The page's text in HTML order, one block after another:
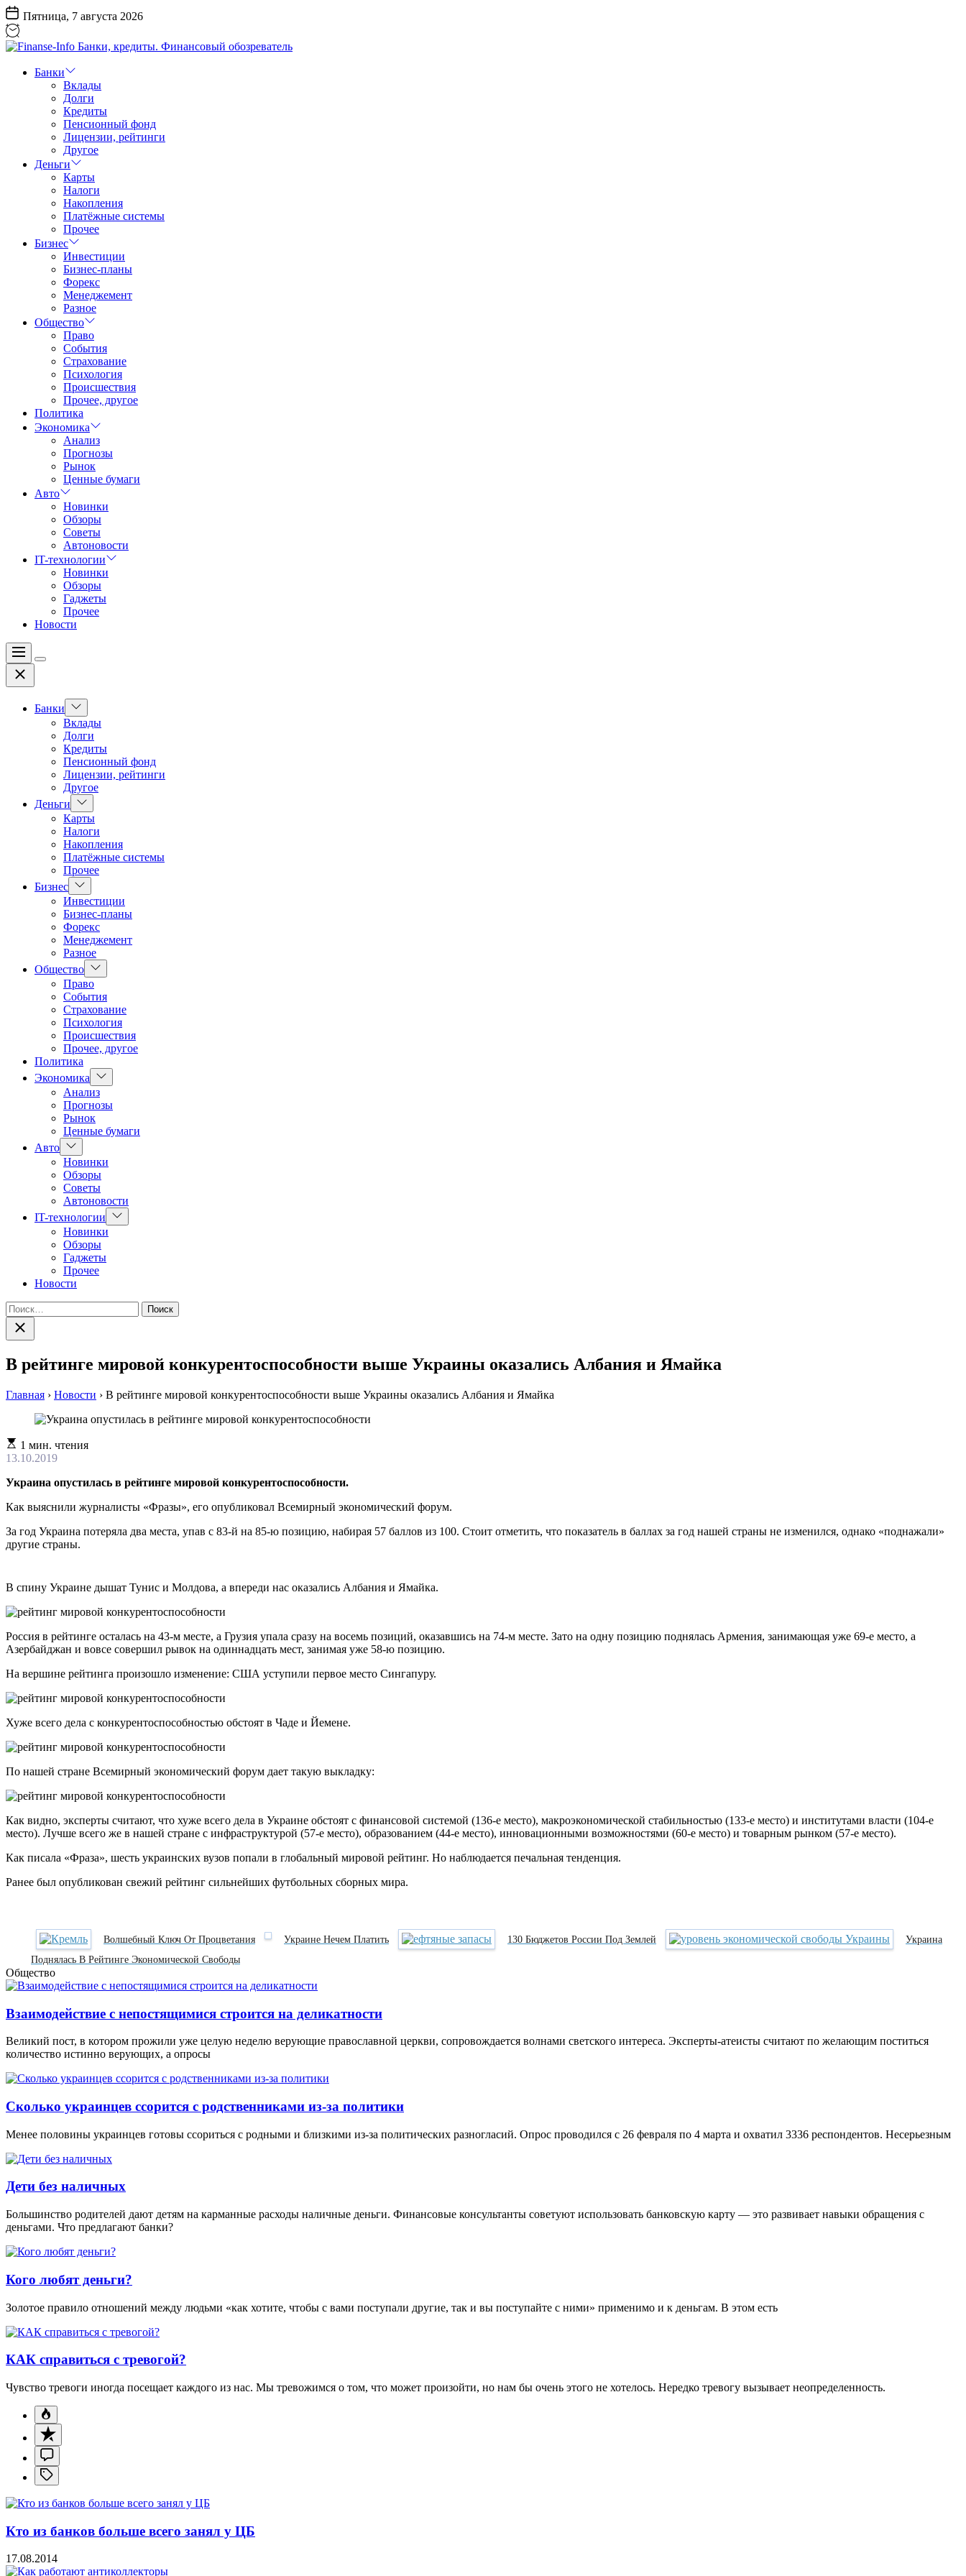
Перейти
к
содержанию
Пятница, 7 августа 2026
Info
Финансовый
обозреватель
Банки
Вклады
Долги
Кредиты
Пенсионный фонд
Лицензии, рейтинги
Другое
Деньги
Карты
Налоги
Накопления
Платёжные системы
Прочее
Бизнес
Инвестиции
Бизнес-планы
Форекс
Менеджемент
Разное
Общество
Право
События
Страхование
Психология
Происшествия
Прочее, другое
Политика
Экономика
Анализ
Прогнозы
Рынок
Ценные бумаги
Авто
Новинки
Обзоры
Советы
Автоновости
IT-технологии
Новинки
Обзоры
Гаджеты
Прочее
Новости
Меню
Цвет
Закрыть
Банки
Показать
подменю
Вклады
Долги
Кредиты
Пенсионный фонд
Лицензии, рейтинги
Другое
Деньги
Показать
подменю
Карты
Налоги
Накопления
Платёжные системы
Прочее
Бизнес Показать
подменю
Инвестиции
Бизнес-планы
Форекс
Менеджемент
Разное
Общество Показать
подменю
Право
События
Страхование
Психология
Происшествия
Прочее, другое
Политика
Экономика
Показать
подменю
Анализ
Прогнозы
Рынок
Ценные бумаги
Авто Показать
подменю
Новинки
Обзоры
Советы
Автоновости
IT-технологии
Показать
подменю
Новинки
Обзоры
Гаджеты
Прочее
Новости
Найти:
Закрыть
поиск
В рейтинге мировой конкурентоспособности выше Украины оказались Албания и Ямайка
Главная › Новости › В рейтинге мировой конкурентоспособности выше Украины оказались Албания и Ямайка
Расчетное
время
1 мин. чтения
13.10.2019
Украина опустилась в рейтинге мировой конкурентоспособности.
Как выяснили журналисты «Фразы», его опубликовал Всемирный экономический форум.
За год Украина потеряла два места, упав с 83-й на 85-ю позицию, набирая 57 баллов из 100. Стоит отметить, что показатель в баллах за год нашей страны не изменился, однако «поднажали»
другие страны.
В спину Украине дышат Тунис и Молдова, а впереди нас оказались Албания и Ямайка.
Россия в рейтинге осталась на 43-м месте, а Грузия упала сразу на восемь позиций, оказавшись на 74-м месте. Зато на одну позицию поднялась Армения, занимающая уже 69-е место, а
Азербайджан и вовсе совершил рывок на одиннадцать мест, занимая уже 58-ю позицию.
На вершине рейтинга произошло изменение: США уступили первое место Сингапуру.
Хуже всего дела с конкурентоспособностью обстоят в Чаде и Йемене.
По нашей стране Всемирный экономический форум дает такую выкладку:
Как видно, эксперты считают, что хуже всего дела в Украине обстоят с финансовой системой (136-е место), макроэкономической стабильностью (133-е место) и институтами власти (104-е
место). Лучше всего же в нашей стране с инфраструктурой (57-е место), образованием (44-е место), инновационными возможностями (60-е место) и товарным рынком (57-е место).
Как писала «Фраза», шесть украинских вузов попали в глобальный мировой рейтинг. Но наблюдается печальная тенденция.
Ранее был опубликован свежий рейтинг сильнейших футбольных сборных мирa.
Волшебный Ключ От Процветания Украине Нечем Платить 130 Бюджетов России Под Землей
Украина
Поднялась В Рейтинге Экономической Свободы
Общество
Взаимодействие с непостящимися строится на деликатности
Великий пост, в котором прожили уже целую неделю верующие православной церкви, сопровождается волнами светского интереса. Эксперты-атеисты считают по желающим поститься
количество истинно верующих, а опросы
Сколько украинцев ссорится с родственниками из-за политики
Менее половины украинцев готовы ссориться с родными и близкими из-за политических разногласий. Опрос проводился с 26 февраля по 4 марта и охватил 3336 респондентов. Несерьезным
Дети без наличных
Большинство родителей дают детям на карманные расходы наличные деньги. Финансовые консультанты советуют использовать банковскую карту — это развивает навыки обращения с
деньгами. Что предлагают банки?
Кого любят деньги?
Золотое правило отношений между людьми «как хотите, чтобы с вами поступали другие, так и вы поступайте с ними» применимо и к деньгам. В этом есть
КАК справиться с тревогой?
Чувство тревоги иногда посещает каждого из нас. Мы тревожимся о том, что может произойти, но нам бы очень этого не хотелось. Нередко тревогу вызывает неопределенность.
Кто из банков больше всего занял у ЦБ
17.08.2014